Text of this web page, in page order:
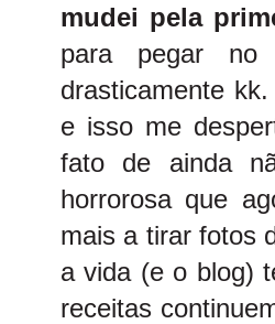
mudei pela
para pegar no
drasticamente
e isso me
fato de ainda
horrorosa que
mais a tirar fotos
a vida (e o blog)
receitas